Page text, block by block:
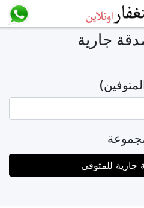
جارية
جارية للمتوفى